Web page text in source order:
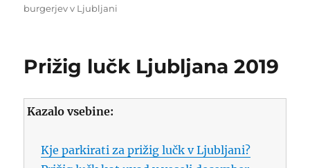
dne
burgerjev v Ljubljani
Prižig lučk Ljubljana 2019
Kazalo vsebine:
Kje parkirati za prižig lučk v Ljubljani?